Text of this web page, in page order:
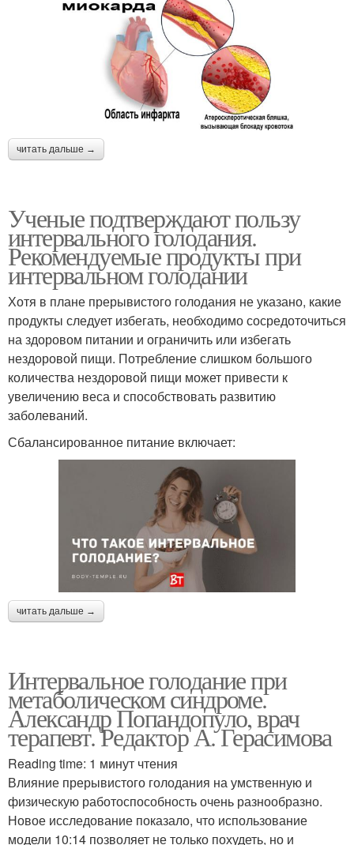
читать дальше →
Ученые подтверждают пользу
интервального голодания.
Рекомендуемые продукты при
интервальном голодании
Хотя в плане прерывистого голодания не указано, какие
продукты следует избегать, необходимо сосредоточиться
на здоровом питании и ограничить или избегать
нездоровой пищи. Потребление слишком большого
количества нездоровой пищи может привести к
увеличению веса и способствовать развитию
заболеваний.
Сбалансированное питание включает:
читать дальше →
Интервальное голодание при
метаболическом синдроме.
Александр Попандопуло, врач
терапевт. Редактор А. Герасимова
Reading time: 1 минут чтения
Влияние прерывистого голодания на умственную и
физическую работоспособность очень разнообразно.
Новое исследование показало, что использование
модели 10:14 позволяет не только похудеть, но и